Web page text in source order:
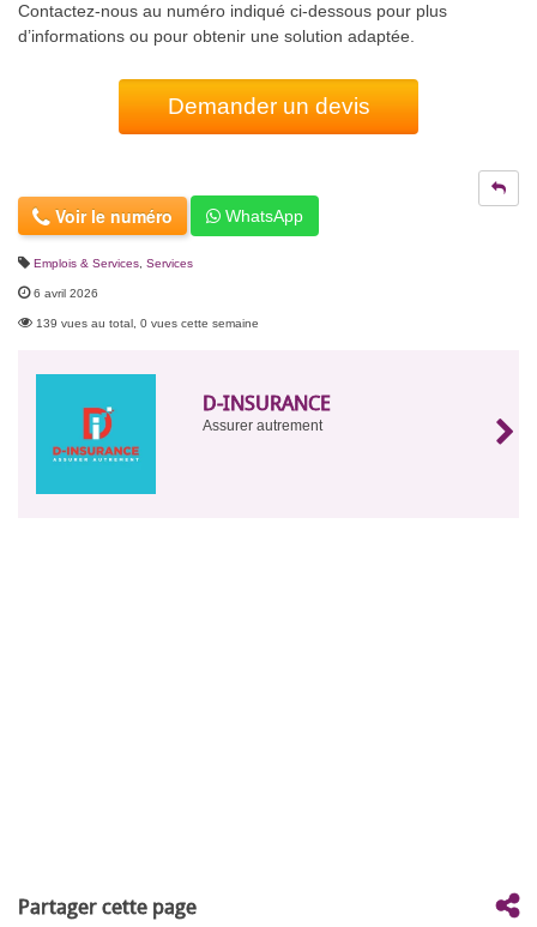
Contactez-nous au numéro indiqué ci-dessous pour plus
d’informations ou pour obtenir une solution adaptée.
Demander un devis
Voir le numéro WhatsApp
Emplois & Services Services
6 avril 2026
139 vues au total, 0 vues cette semaine
D-INSURANCE
Assurer autrement
Partager cette page